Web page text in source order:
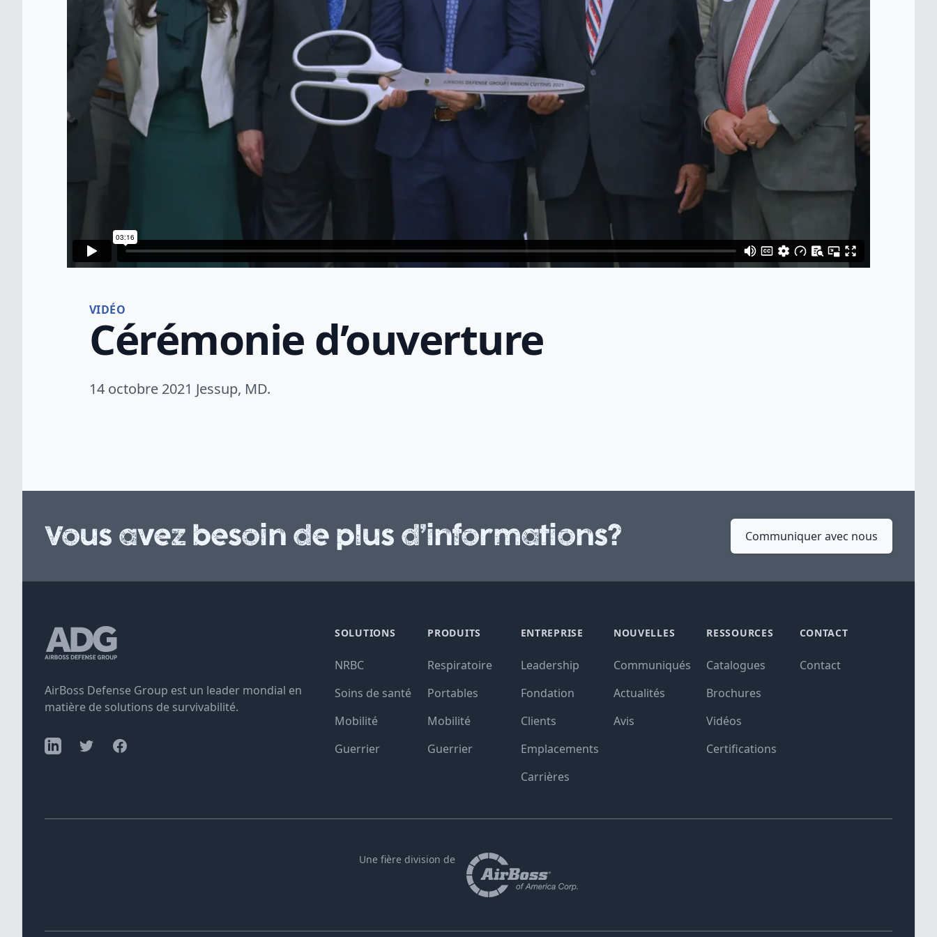
VIDÉO
Cérémonie d’ouverture
14 octobre 2021 Jessup, MD.
Vous avez besoin de plus d’informations? Communiquer avec nous
AirBoss Defense Group est un leader mondial en
matière de solutions de survivabilité.
SOLUTIONS
NRBC
Soins de santé
Mobilité
Guerrier
PRODUITS
Respiratoire
Portables
Mobilité
Guerrier
ENTREPRISE
Leadership
Fondation
Clients
Emplacements
Carrières
NOUVELLES
Communiqués
Actualités
Avis
RESSOURCES
Catalogues
Brochures
Vidéos
Certifications
CONTACT
Contact
Une fière division de